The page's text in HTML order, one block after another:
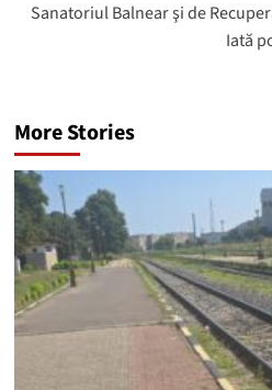
Sanatoriul Balnear şi de
Iată
More Stories